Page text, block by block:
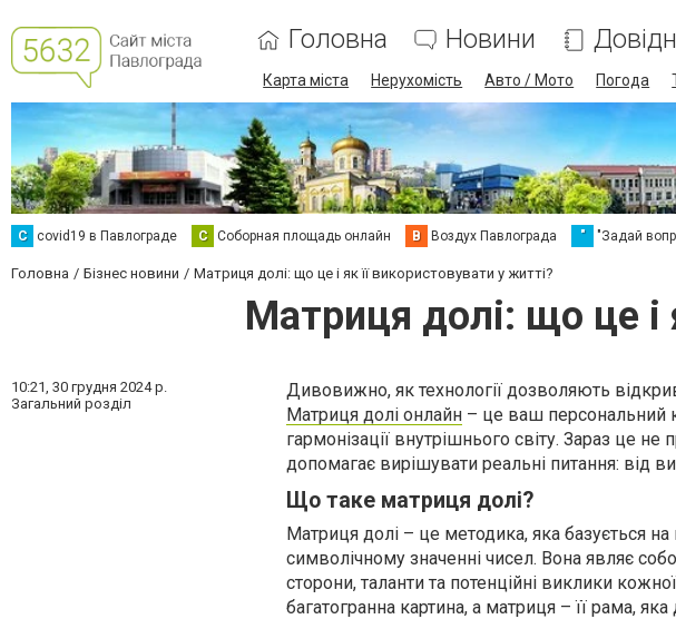
Головна Новини
Карта міста Нерухомість Авто / Мото Погода
C covid19 в Павлограде С Соборная площадь онлайн В Воздух Павлограда " "Задай
Головна Бізнес новини Матриця долі: що це і як її використовувати у житті?
Матриця долі: що це і
10:21, 30 грудня 2024 р.
Загальний розділ
Дивовижно, як технології дозволяють
Матриця долі онлайн – це ваш персональний
гармонізації внутрішнього світу. Зараз це
допомагає вирішувати реальні питання: від
Що таке матриця долі?
Матриця долі – це методика, яка базується на
символічному значенні чисел. Вона являє
сторони, таланти та потенційні виклики
багатогранна картина, а матриця – її рама,